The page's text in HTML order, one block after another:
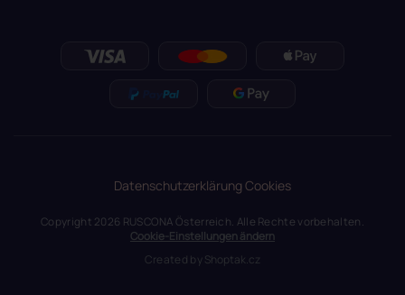
DatenschutzerklärungCookies
Copyright 2026 RUSCONA Österreich. Alle Rechte vorbehalten.
Cookie-Einstellungen ändern
Created byShoptak.cz